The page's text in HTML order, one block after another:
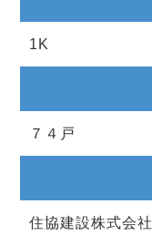
1K
７４戸
住協建設株式会社